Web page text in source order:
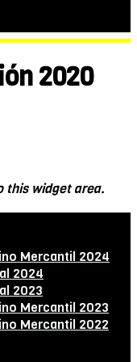
2020
this widget area.
Mercantil 2024
2024
2023
Mercantil 2023
Mercantil 2022